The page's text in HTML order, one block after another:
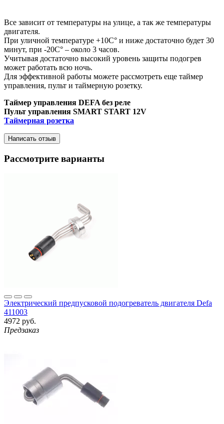
Все зависит от температуры на улице, а так же температуры
двигателя.
При уличной температуре +10С° и ниже достаточно будет 30
минут, при -20С° – около 3 часов.
Учитывая достаточно высокий уровень защиты подогрев
может работать всю ночь.
Для эффективной работы можете рассмотреть еще таймер
управления, пульт и таймерную розетку.
Таймер управления DEFA без реле
Пульт управления SMART START 12V
Таймерная розетка
Написать отзыв
Рассмотрите варианты
Электрический предпусковой подогреватель двигателя Defa
411003
4972 руб.
Предзаказ